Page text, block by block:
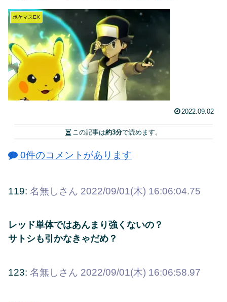
ポケマスEX
2022.09.02
この記事は約3分で読めます。
0件のコメントがあります
119: 名無しさん 2022/09/01(木) 16:06:04.75
レッド単体ではあんまり強くないの？
サトシも引かなきゃだめ？
123: 名無しさん 2022/09/01(木) 16:06:58.97